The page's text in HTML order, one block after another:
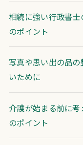
相続に強い行政書
のポイント
写真や思い出の品
いために
介護が始まる前に
のポイント